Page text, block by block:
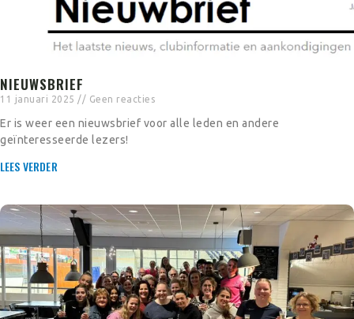
NIEUWSBRIEF
11 januari 2025 Geen reacties
Er is weer een nieuwsbrief voor alle leden en andere
geïnteresseerde lezers!
LEES VERDER